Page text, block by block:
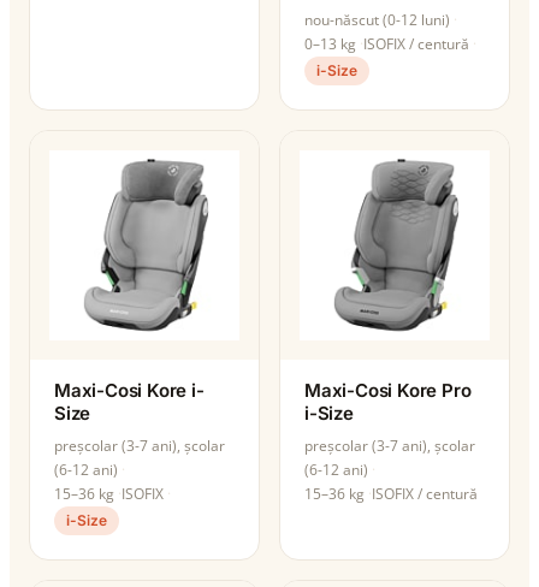
nou-născut (0-12 luni)
0–13 kg ISOFIX / centură
i-Size
Maxi-Cosi Kore i-
Size
preșcolar (3-7 ani), școlar
(6-12 ani)
15–36 kg ISOFIX
i-Size
Maxi-Cosi Kore Pro
i-Size
preșcolar (3-7 ani), școlar
(6-12 ani)
15–36 kg ISOFIX / centură